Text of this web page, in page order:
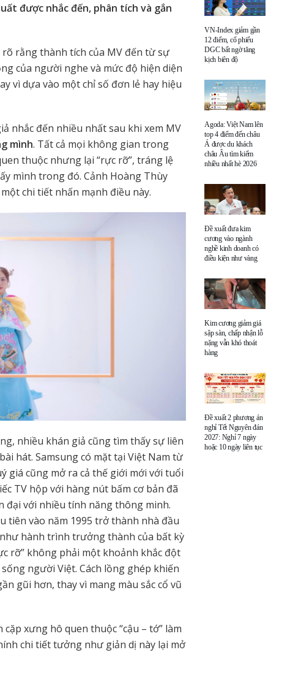
được nhắc đến, phân tích và gắn
rằng thành tích của MV đến từ sự
của người nghe và mức độ hiện diện
vì dựa vào một chỉ số đơn lẻ hay hiệu
nhắc đến nhiều nhất sau khi xem MV
mình. Tất cả mọi không gian trong
thuộc nhưng lại “rực rỡ”, tráng lệ
mình trong đó. Cảnh Hoàng Thùy
chi tiết nhấn mạnh điều này.
nhiều khán giả cũng tìm thấy sự liên
hát. Samsung có mặt tại Việt Nam từ
giá cũng mở ra cả thế giới mới với tuổi
TV hộp với hàng nút bấm cơ bản đã
với nhiều tính năng thông minh.
tiên vào năm 1995 trở thành nhà đầu
hành trình trưởng thành của bất kỳ
rỡ” không phải một khoảnh khắc đột
người Việt. Cách lồng ghép khiến
gũi hơn, thay vì mang màu sắc cổ vũ
xưng hô quen thuộc “cậu – tớ” làm
chi tiết tưởng như giản dị này lại mở
VN-Index giảm gần
12 điểm, cổ phiếu
DGC bất ngờ tăng
kịch biên độ
Agoda: Việt Nam lên
top 4 điểm đến châu
Á được du khách
châu Âu tìm kiếm
nhiều nhất hè 2026
Đề xuất đưa kim
cương vào ngành
nghề kinh doanh có
điều kiện như vàng
Kim cương giảm giá
sập sàn, chấp nhận lỗ
nặng vẫn khó thoát
hàng
Đề xuất 2 phương án
nghỉ Tết Nguyên đán
2027: Nghỉ 7 ngày
hoặc 10 ngày liên tục